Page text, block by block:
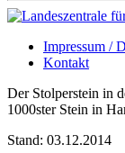
Impressum /
Kontakt
Der Stolperstein in
1000ster Stein in
Stand: 03.12.2014